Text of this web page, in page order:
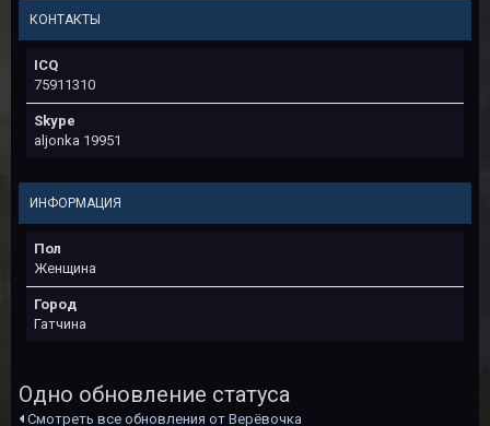
КОНТАКТЫ
ICQ
75911310
Skype
aljonka 19951
ИНФОРМАЦИЯ
Пол
Женщина
Город
Гатчина
Одно обновление статуса
Смотреть все обновления от Верёвочка